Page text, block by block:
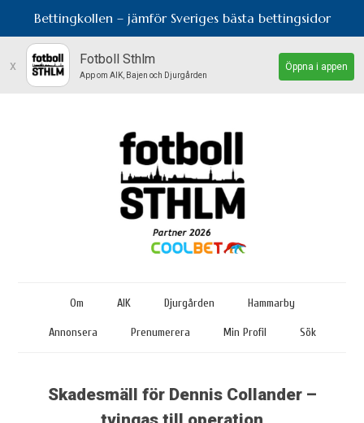
Bettingkollen – jämför Sveriges bästa bettingsidor
x Fotboll Sthlm
App om AIK, Bajen och Djurgården
Öppna i appen
Om AIK Djurgården Hammarby
Annonsera Prenumerera Min Profil Sök
Skadesmäll för Dennis Collander –